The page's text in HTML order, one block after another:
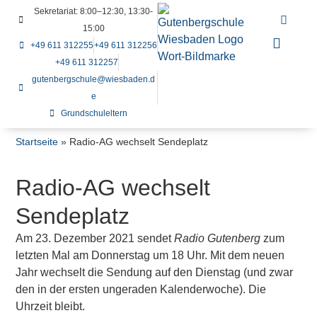
Sekretariat: 8:00–12:30, 13:30-
15:00
+49 611 312255+49 611 312256
+49 611 312257
gutenbergschule@wiesbaden.d
e
Grundschuleltern
Startseite » Radio-AG wechselt Sendeplatz
Radio-AG wechselt
Sendeplatz
Am 23. Dezember 2021 sendetRadio Gutenberg zum
letzten Mal am Donnerstag um 18 Uhr. Mit dem neuen
Jahr wechselt die Sendung auf den Dienstag (und zwar
den in der ersten ungeraden Kalenderwoche). Die
Uhrzeit bleibt.